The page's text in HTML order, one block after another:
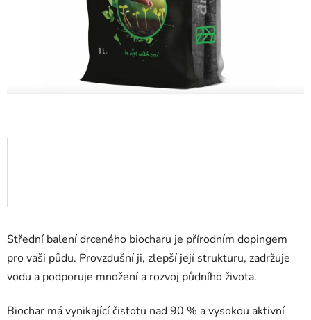
Střední balení drceného biocharu je přírodním dopingem
pro vaši půdu. Provzdušní ji, zlepší její strukturu, zadržuje
vodu a podporuje množení a rozvoj půdního života.
Biochar má vynikající čistotu nad 90 % a vysokou aktivní